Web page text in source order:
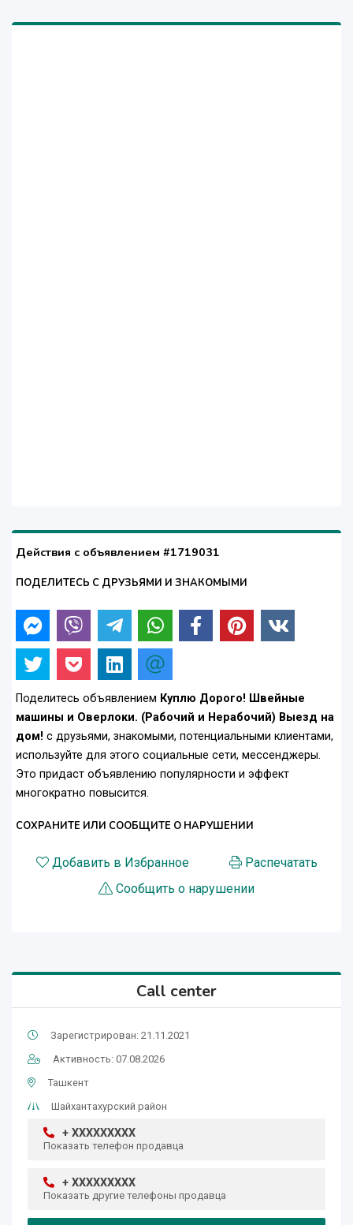
Действия с объявлением #1719031
ПОДЕЛИТЕСЬ С ДРУЗЬЯМИ И ЗНАКОМЫМИ
Поделитесь объявлением Куплю Дорого! Швейные
машины и Оверлоки. (Рабочий и Нерабочий) Выезд на
дом! с друзьями, знакомыми, потенциальными клиентами,
используйте для этого социальные сети, мессенджеры.
Это придаст объявлению популярности и эффект
многократно повысится.
СОХРАНИТЕ ИЛИ СООБЩИТЕ О НАРУШЕНИИ
Добавить в Избранное
Распечатать
Сообщить о нарушении
Call center
Зарегистрирован: 21.11.2021
Активность: 07.08.2026
Ташкент
Шайхантахурский район
+ XXXXXXXXX
Показать телефон продавца
+ XXXXXXXXX
Показать другие телефоны продавца